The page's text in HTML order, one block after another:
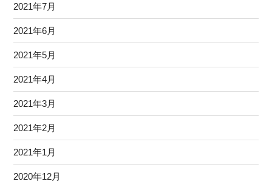
2021年7月
2021年6月
2021年5月
2021年4月
2021年3月
2021年2月
2021年1月
2020年12月